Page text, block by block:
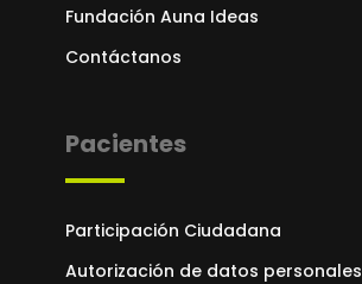
Fundación Auna Ideas
Contáctanos
Pacientes
Participación Ciudadana
Autorización de datos personales